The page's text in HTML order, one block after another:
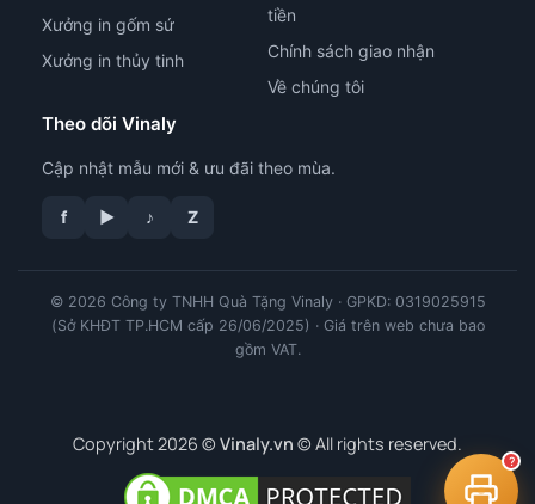
Xưởng in gốm sứ
Xưởng in thủy tinh
tiền
Chính sách giao nhận
Về chúng tôi
Theo dõi Vinaly
Cập nhật mẫu mới & ưu đãi theo mùa.
f ▶ ♪ Z
© 2026 Công ty TNHH Quà Tặng Vinaly · GPKD: 0319025915
(Sở KHĐT TP.HCM cấp 26/06/2025) · Giá trên web chưa bao
gồm VAT.
Copyright 2026 © Vinaly.vn © All rights reserved.
?